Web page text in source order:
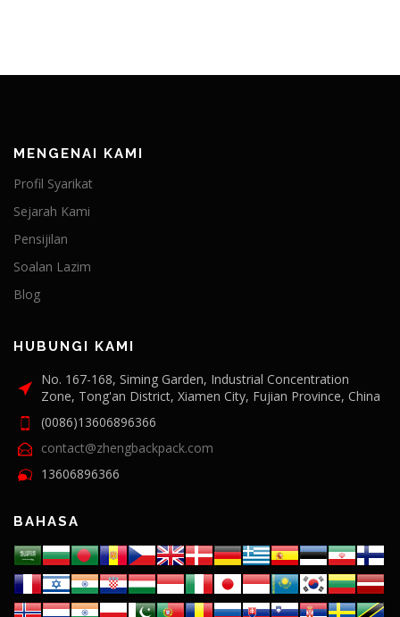
MENGENAI KAMI
Profil Syarikat
Sejarah Kami
Pensijilan
Soalan Lazim
Blog
HUBUNGI KAMI
No. 167-168, Siming Garden, Industrial Concentration
Zone, Tong'an District, Xiamen City, Fujian Province, China
(0086)13606896366
contact@zhengbackpack.com
13606896366
BAHASA